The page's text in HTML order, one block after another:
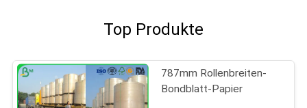
Top Produkte
787mm Rollenbreiten-
Bondblatt-Papier